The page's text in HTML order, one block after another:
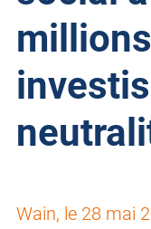
Wain, le 28 mai